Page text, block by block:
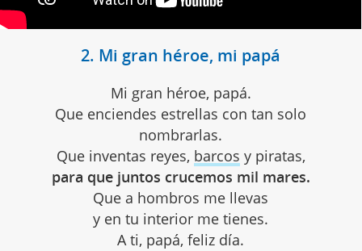
2. Mi gran héroe, mi papá
Mi gran héroe, papá.
Que enciendes estrellas con tan solo
nombrarlas.
Que inventas reyes, barcos y piratas,
para que juntos crucemos mil mares.
Que a hombros me llevas
y en tu interior me tienes.
A ti, papá, feliz día.